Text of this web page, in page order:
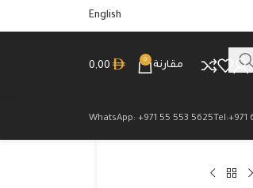
English
مقارنة
0
0,00
Tel:+971
WhatsApp: +971 55 553 5625